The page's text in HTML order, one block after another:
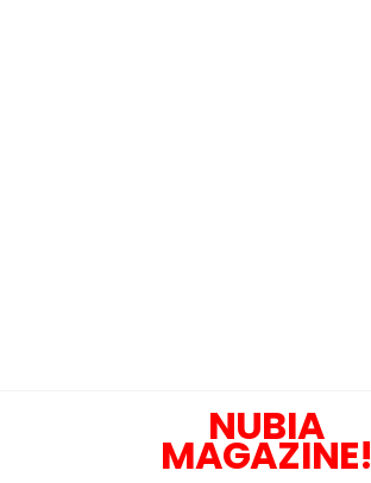
NUBIA
MAGAZINE!